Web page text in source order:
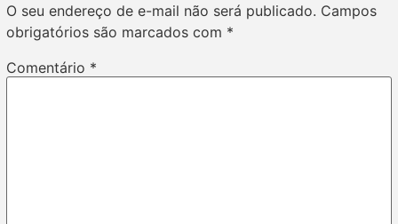
O seu endereço de e-mail não será publicado. Campos
obrigatórios são marcados com *
Comentário *